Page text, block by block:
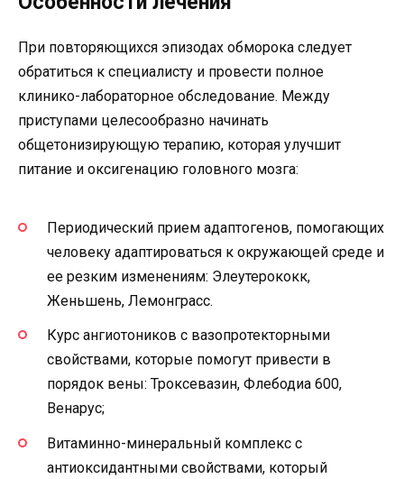
При повторяющихся эпизодах обморока следует
обратиться к специалисту и провести полное
клинико-лабораторное обследование. Между
приступами целесообразно начинать
общетонизирующую терапию, которая улучшит
питание и оксигенацию головного мозга:
Периодический прием адаптогенов, помогающих
человеку адаптироваться к окружающей среде и
ее резким изменениям: Элеутерококк,
Женьшень, Лемонграсс.
Курс ангиотоников с вазопротекторными
свойствами, которые помогут привести в
порядок вены: Троксевазин, Флебодиа 600,
Венарус;
Витаминно-минеральный комплекс с
антиоксидантными свойствами, который